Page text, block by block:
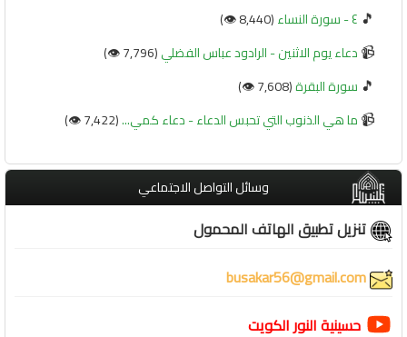
🎵 ٤ - سورة النساء (8,440 👁️)
📹دعاء يوم الاثنين - الرادود عباس الفضلي(7,796 👁️)
🎵 سورة البقرة(7,608 👁️)
📹ما هي الذنوب التي تحبس الدعاء - دعاء كمي...(7,422 👁️)
وسائل التواصل الاجتماعي
تنزيل تطبيق الهاتف المحمول
حسينية النور الكويت